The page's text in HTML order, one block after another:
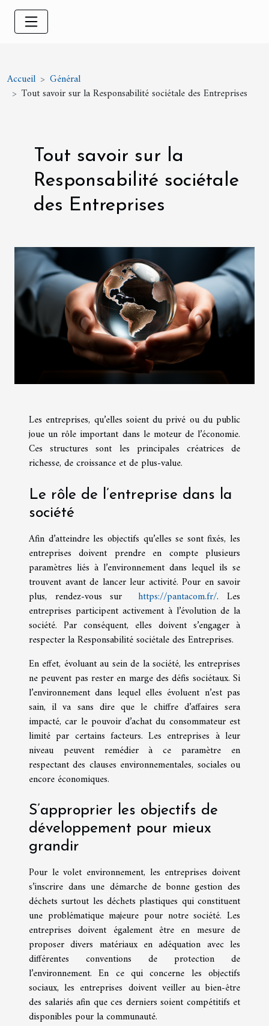
Accueil
Général
Tout savoir sur la Responsabilité sociétale des Entreprises
Tout savoir sur la
Responsabilité sociétale
des Entreprises
Les entreprises, qu’elles soient du privé ou du public
joue un rôle important dans le moteur de l’économie.
Ces structures sont les principales créatrices de
richesse, de croissance et de plus-value.
Le rôle de l’entreprise dans la
société
Afin d’atteindre les objectifs qu’elles se sont fixés, les
entreprises doivent prendre en compte plusieurs
paramètres liés à l’environnement dans lequel ils se
trouvent avant de lancer leur activité. Pour en savoir
plus, rendez-vous surhttps://pantacom.fr/. Les
entreprises participent activement à l’évolution de la
société. Par conséquent, elles doivent s’engager à
respecter la Responsabilité sociétale des Entreprises.
En effet, évoluant au sein de la société, les entreprises
ne peuvent pas rester en marge des défis sociétaux. Si
l’environnement dans lequel elles évoluent n’est pas
sain, il va sans dire que le chiffre d’affaires sera
impacté, car le pouvoir d’achat du consommateur est
limité par certains facteurs. Les entreprises à leur
niveau peuvent remédier à ce paramètre en
respectant des clauses environnementales, sociales ou
encore économiques.
S’approprier les objectifs de
développement pour mieux
grandir
Pour le volet environnement, les entreprises doivent
s’inscrire dans une démarche de bonne gestion des
déchets surtout les déchets plastiques qui constituent
une problématique majeure pour notre société. Les
entreprises doivent également être en mesure de
proposer divers matériaux en adéquation avec les
différentes conventions de protection de
l’environnement. En ce qui concerne les objectifs
sociaux, les entreprises doivent veiller au bien-être
des salariés afin que ces derniers soient compétitifs et
disponibles pour la communauté.